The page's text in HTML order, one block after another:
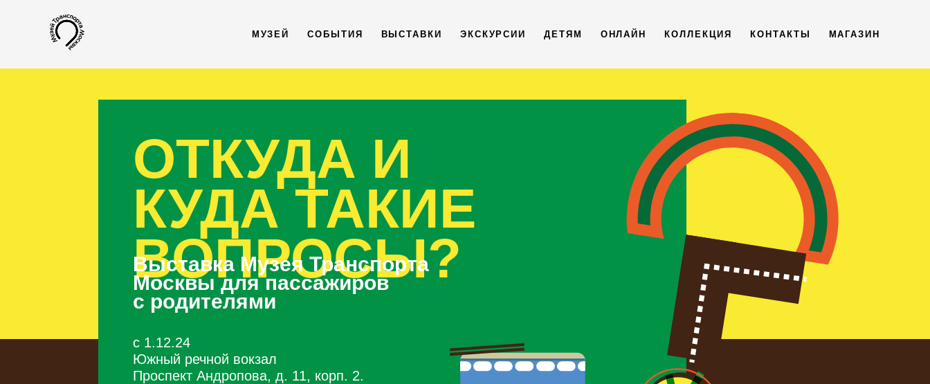
МУЗЕЙ СОБЫТИЯ ВЫСТАВКИ ЭКСКУРСИИ ДЕТЯМ ОНЛАЙН КОЛЛЕКЦИЯ КОНТАКТЫ МАГАЗИН
ОТКУДА И
КУДА ТАКИЕ
ВОПРОСЫ?
c 1.12.24
Южный речной вокзал
Проспект Андропова, д. 11, корп. 2.
Выставка Музея Транспорта
Москвы для пассажиров
с родителями